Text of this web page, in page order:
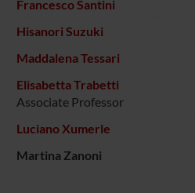
Francesco Santini
Hisanori Suzuki
Maddalena Tessari
Elisabetta Trabetti
Associate Professor
Luciano Xumerle
Martina Zanoni